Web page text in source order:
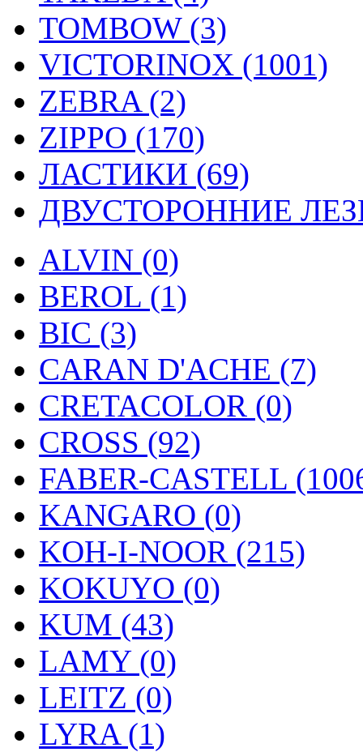
TOMBOW (3)
VICTORINOX (1001)
ZEBRA (2)
ZIPPO (170)
ЛАСТИКИ (69)
ДВУСТОРОННИЕ
ALVIN (0)
BEROL (1)
BIC (3)
CARAN D'ACHE (7)
CRETACOLOR (0)
CROSS (92)
FABER-CASTELL
KANGARO (0)
KOH-I-NOOR (215)
KOKUYO (0)
KUM (43)
LAMY (0)
LEITZ (0)
LYRA (1)